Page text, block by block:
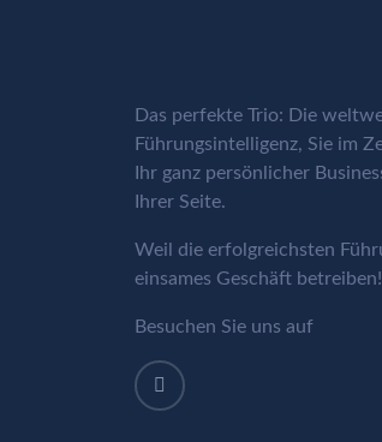
Das perfekte Trio: Die
Führungsintelligenz, Sie im
Ihr ganz persönlicher
Ihrer Seite.
Weil die erfolgreichsten
einsames Geschäft betreiben!
Besuchen Sie uns auf